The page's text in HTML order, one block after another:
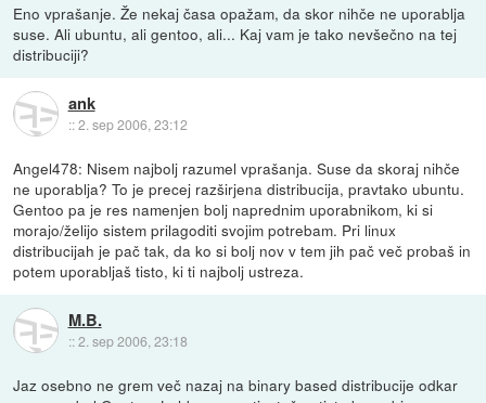
Eno vprašanje. Že nekaj časa opažam, da skor nihče ne uporablja
suse. Ali ubuntu, ali gentoo, ali... Kaj vam je tako nevšečno na tej
distribuciji?
ank
::2. sep 2006, 23:12
Angel478: Nisem najbolj razumel vprašanja. Suse da skoraj nihče
ne uporablja? To je precej razširjena distribucija, pravtako ubuntu.
Gentoo pa je res namenjen bolj naprednim uporabnikom, ki si
morajo/želijo sistem prilagoditi svojim potrebam. Pri linux
distribucijah je pač tak, da ko si bolj nov v tem jih pač več probaš in
potem uporabljaš tisto, ki ti najbolj ustreza.
M.B.
::2. sep 2006, 23:18
Jaz osebno ne grem več nazaj na binary based distribucije odkar